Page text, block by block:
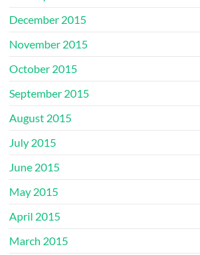
December 2015
November 2015
October 2015
September 2015
August 2015
July 2015
June 2015
May 2015
April 2015
March 2015